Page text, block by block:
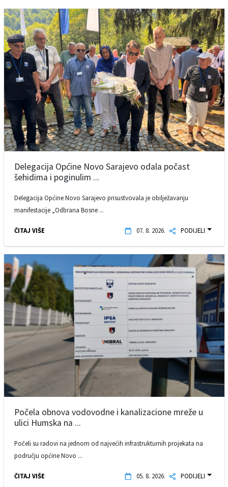
Delegacija Općine Novo Sarajevo odala počast
šehidima i poginulim ...
Delegacija Općine Novo Sarajevo prisustvovala je obilježavanju
manifestacije „Odbrana Bosne ...
ČITAJ VIŠE 07. 8. 2026. PODIJELI
Počela obnova vodovodne i kanalizacione mreže u
ulici Humska na ...
Počeli su radovi na jednom od najvećih infrastrukturnih projekata na
području općine Novo ...
ČITAJ VIŠE 05. 8. 2026. PODIJELI